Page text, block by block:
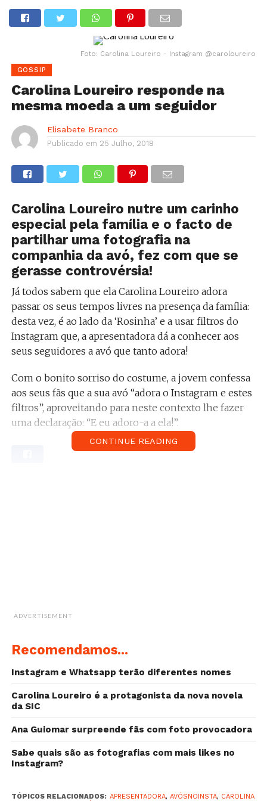
Foto: Carolina Loureiro - Instagram @caroloureiro
GOSSIP
Carolina Loureiro responde na
mesma moeda a um seguidor
Elisabete Branco
Publicado em 25 Julho, 2018
Carolina Loureiro nutre um carinho
especial pela família e o facto de
partilhar uma fotografia na
companhia da avó, fez com que se
gerasse controvérsia!
Já todos sabem que ela Carolina Loureiro adora
passar os seus tempos livres na presença da família:
desta vez, é ao lado da ‘Rosinha’ e a usar filtros do
Instagram que, a apresentadora dá a conhecer aos
seus seguidores a avó que tanto adora!
Com o bonito sorriso do costume, a jovem confessa
aos seus fãs que a sua avó “adora o Instagram e estes
filtros”, aproveitando para neste contexto lhe fazer
uma declaração: “E eu adoro-a a ela!”.
Relacionado:Carolina Loureiro critica Carolina
CONTINUE READING
ADVERTISEMENT
Recomendamos...
Instagram e Whatsapp terão diferentes nomes
Carolina Loureiro é a protagonista da nova novela
da SIC
Ana Guiomar surpreende fãs com foto provocadora
Sabe quais são as fotografias com mais likes no
Instagram?
TÓPICOS RELACIONADOS: APRESENTADORA, AVÓSNOINSTA, CAROLINA